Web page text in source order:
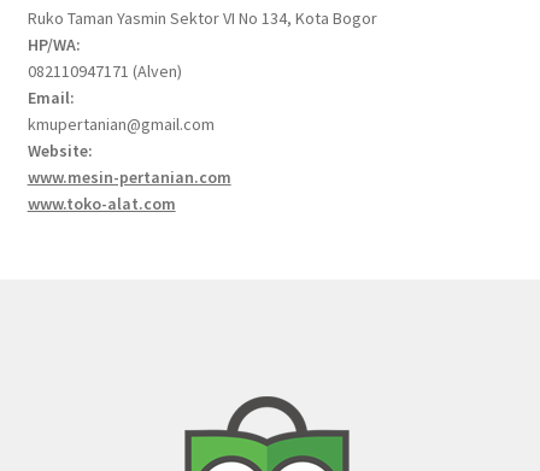
Ruko Taman Yasmin Sektor VI No 134, Kota Bogor
HP/WA:
082110947171 (Alven)
Email:
kmupertanian@gmail.com
Website:
www.mesin-pertanian.com
www.toko-alat.com